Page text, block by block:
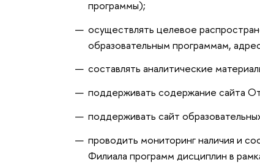
программы);
осуществлять целевое
образовательным программам,
составлять аналитические
поддерживать содержание сайта
поддерживать сайт
проводить мониторинг наличия и
Филиала программ дисциплин в